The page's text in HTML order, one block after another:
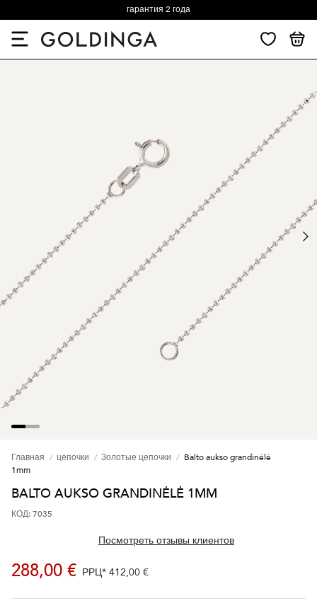
гарантия 2 года
Главная цепочки Золотые цепочки
Balto aukso grandinėlė
1mm
BALTO AUKSO GRANDINĖLĖ 1MM
КОД: 7035
Посмотреть отзывы клиентов
288,00 € РРЦ* 412,00 €